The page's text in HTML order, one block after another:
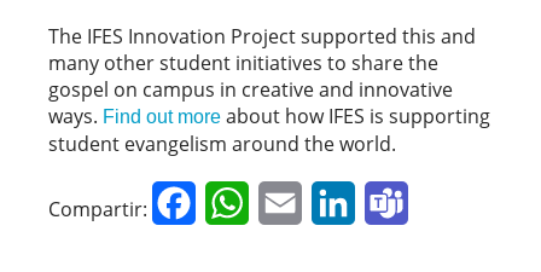
The IFES Innovation Project supported this and
many other student initiatives to share the
gospel on campus in creative and innovative
ways. Find out more about how IFES is supporting
student evangelism around the world.
Compartir: FacebookWhatsApp
Email LinkedIn